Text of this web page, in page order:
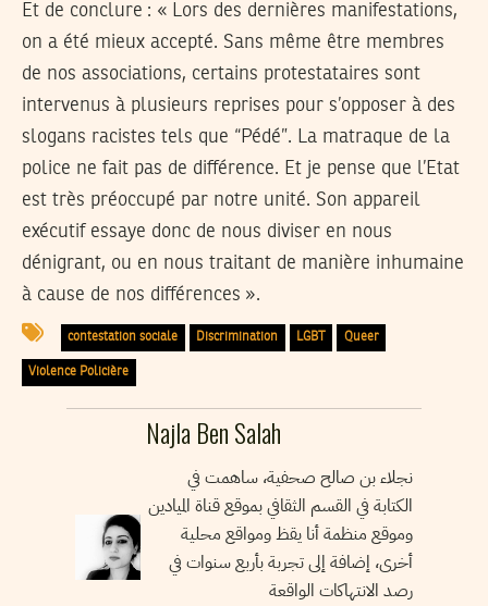
Et de conclure : « Lors des dernières manifestations,
on a été mieux accepté. Sans même être membres
de nos associations, certains protestataires sont
intervenus à plusieurs reprises pour s’opposer à des
slogans racistes tels que “Pédé”. La matraque de la
police ne fait pas de différence. Et je pense que l’Etat
est très préoccupé par notre unité. Son appareil
exécutif essaye donc de nous diviser en nous
dénigrant, ou en nous traitant de manière inhumaine
à cause de nos différences ».
contestation sociale Discrimination LGBT Queer
Violence Policière
Najla Ben Salah
نجلاء بن صالح صحفية، ساهمت في
الكتابة في القسم الثقافي بموقع قناة الميادين
وموقع منظمة أنا يقظ ومواقع محلية
أخرى، إضافة إلى تجربة بأربع سنوات في
رصد الانتهاكات الواقعة